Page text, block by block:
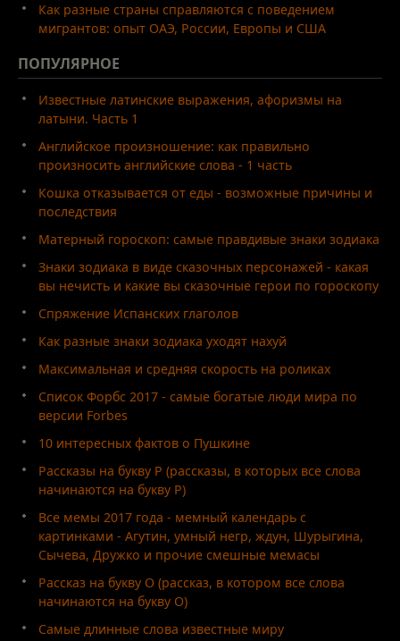
Как разные страны справляются с поведением
мигрантов: опыт ОАЭ, России, Европы и США
ПОПУЛЯРНОЕ
Известные латинские выражения, афоризмы на
латыни. Часть 1
Английское произношение: как правильно
произносить английские слова - 1 часть
Кошка отказывается от еды - возможные причины и
последствия
Матерный гороскоп: самые правдивые знаки зодиака
Знаки зодиака в виде сказочных персонажей - какая
вы нечисть и какие вы сказочные герои по гороскопу
Спряжение Испанских глаголов
Как разные знаки зодиака уходят нахуй
Максимальная и средняя скорость на роликах
Список Форбс 2017 - самые богатые люди мира по
версии Forbes
10 интересных фактов о Пушкине
Рассказы на букву Р (рассказы, в которых все слова
начинаются на букву Р)
Все мемы 2017 года - мемный календарь с
картинками - Агутин, умный негр, ждун, Шурыгина,
Сычева, Дружко и прочие смешные мемасы
Рассказ на букву О (рассказ, в котором все слова
начинаются на букву О)
Самые длинные слова известные миру